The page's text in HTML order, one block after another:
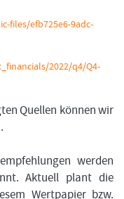
files/efb725e6-9adc-
2022/q4/Q4-
Quellen können wir
werden
Aktuell plant die
Wertpapier bzw.